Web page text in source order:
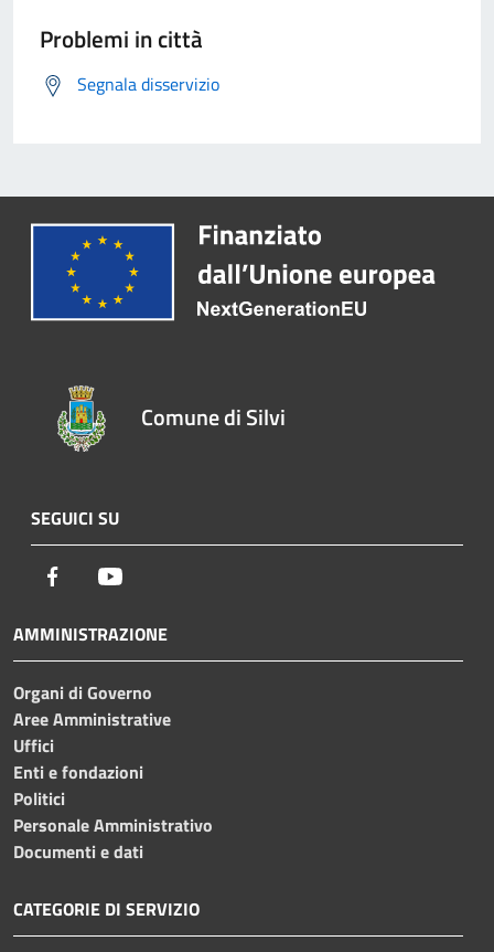
Problemi in città
Segnala disservizio
Comune di Silvi
SEGUICI SU
Facebook
AMMINISTRAZIONE
Organi di Governo
Aree Amministrative
Uffici
Enti e fondazioni
Politici
Personale Amministrativo
Documenti e dati
CATEGORIE DI SERVIZIO